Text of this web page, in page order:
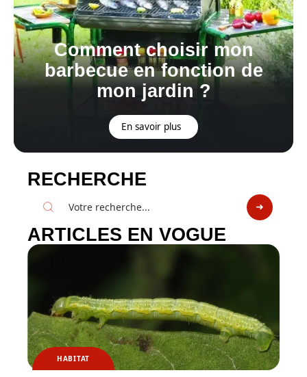
Comment choisir mon
barbecue en fonction de
mon jardin ?
En savoir plus
RECHERCHE
ARTICLES EN VOGUE
HABITAT